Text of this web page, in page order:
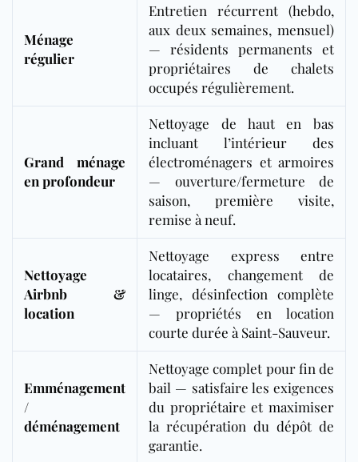
Ménage
régulier
Entretien récurrent (hebdo,
aux deux semaines, mensuel)
— résidents permanents et
propriétaires de chalets
occupés régulièrement.
Grand ménage
en profondeur
Nettoyage de haut en bas
incluant l’intérieur des
électroménagers et armoires
— ouverture/fermeture de
saison, première visite,
remise à neuf.
Nettoyage
Airbnb &
location
Nettoyage express entre
locataires, changement de
linge, désinfection complète
— propriétés en location
courte durée à Saint-Sauveur.
Emménagement
/
déménagement
Nettoyage complet pour fin de
bail — satisfaire les exigences
du propriétaire et maximiser
la récupération du dépôt de
garantie.